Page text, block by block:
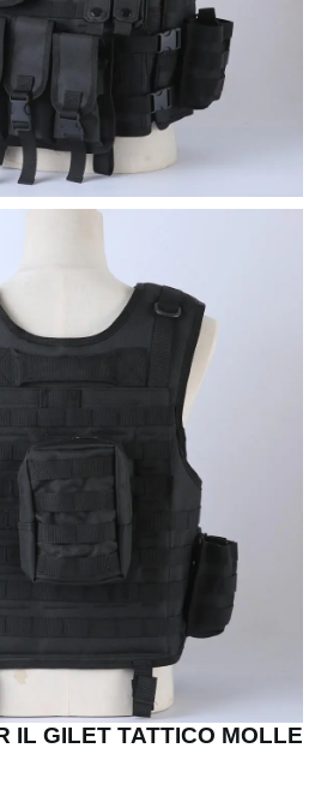
IL GILET TATTICO MOLLE